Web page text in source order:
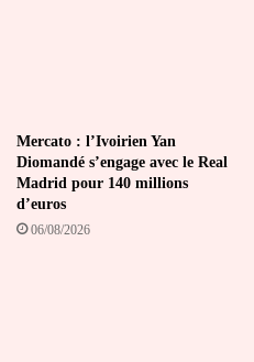
Mercato : l’Ivoirien Yan
Diomandé s’engage avec le Real
Madrid pour 140 millions
d’euros
06/08/2026